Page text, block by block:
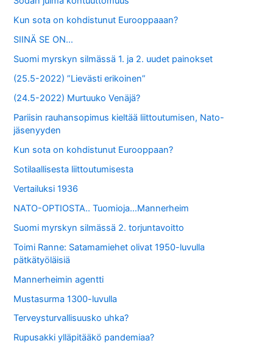
Kun sota on kohdistunut Eurooppaaan?
SIINÄ SE ON…
Suomi myrskyn silmässä 1. ja 2. uudet painokset
(25.5-2022) ”Lievästi erikoinen”
(24.5-2022) Murtuuko Venäjä?
Pariisin rauhansopimus kieltää liittoutumisen, Nato-
jäsenyyden
Kun sota on kohdistunut Eurooppaan?
Sotilaallisesta liittoutumisesta
Vertailuksi 1936
NATO-OPTIOSTA.. Tuomioja…Mannerheim
Suomi myrskyn silmässä 2. torjuntavoitto
Toimi Ranne: Satamamiehet olivat 1950-luvulla
pätkätyöläisiä
Mannerheimin agentti
Mustasurma 1300-luvulla
Terveysturvallisuusko uhka?
Rupusakki ylläpitääkö pandemiaa?